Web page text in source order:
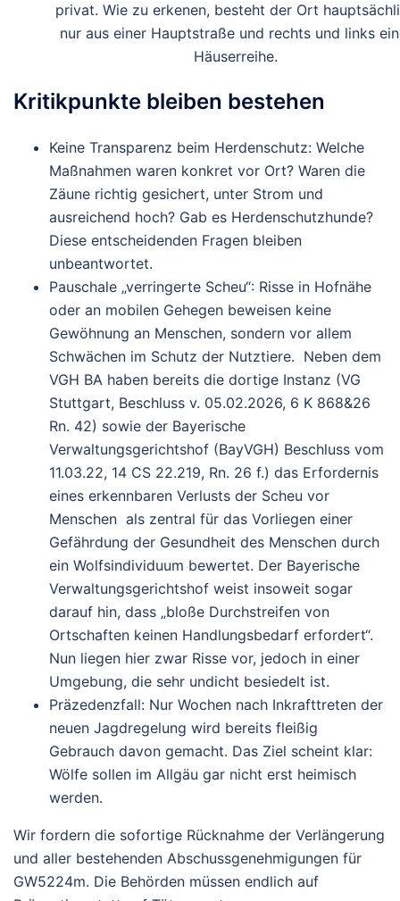
privat. Wie zu erkenen, besteht der Ort
nur aus einer Hauptstraße und rechts und links
Häuserreihe.
Kritikpunkte bleiben bestehen
Keine Transparenz beim Herdenschutz: Welche
Maßnahmen waren konkret vor Ort? Waren die
Zäune richtig gesichert, unter Strom und
ausreichend hoch? Gab es Herdenschutzhunde?
Diese entscheidenden Fragen bleiben
unbeantwortet.
Pauschale „verringerte Scheu“: Risse in Hofnähe
oder an mobilen Gehegen beweisen keine
Gewöhnung an Menschen, sondern vor allem
Schwächen im Schutz der Nutztiere. Neben dem
VGH BA haben bereits die dortige Instanz (VG
Stuttgart, Beschluss v. 05.02.2026, 6 K 868&26
Rn. 42) sowie der Bayerische
Verwaltungsgerichtshof (BayVGH) Beschluss vom
11.03.22, 14 CS 22.219, Rn. 26 f.) das Erfordernis
eines erkennbaren Verlusts der Scheu vor
Menschen als zentral für das Vorliegen einer
Gefährdung der Gesundheit des Menschen durch
ein Wolfsindividuum bewertet. Der Bayerische
Verwaltungsgerichtshof weist insoweit sogar
darauf hin, dass „bloße Durchstreifen von
Ortschaften keinen Handlungsbedarf erfordert“.
Nun liegen hier zwar Risse vor, jedoch in einer
Umgebung, die sehr undicht besiedelt ist.
Präzedenzfall: Nur Wochen nach Inkrafttreten der
neuen Jagdregelung wird bereits fleißig
Gebrauch davon gemacht. Das Ziel scheint klar:
Wölfe sollen im Allgäu gar nicht erst heimisch
werden.
Wir fordern die sofortige Rücknahme der Verlängerung
und aller bestehenden Abschussgenehmigungen für
GW5224m. Die Behörden müssen endlich auf